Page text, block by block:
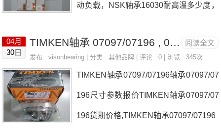
询价热线：0755-22361750
动负载，NSK轴承16030耐高温多少度，
确的16030轴承价格，16030轴承询价热
阅读全文
04月
30日
TIMKEN轴承 07097/07196 , 07097/07196 尺寸参数报价
发布 :visonbearing | 分类 :其他品牌 | 评论 : 0 | 浏览 : 345次
TIMKEN轴承07097/07196轴承07097/07
196尺寸参数报价TIMKEN轴承07097/07
196货期价格,TIMKEN轴承07097/07196